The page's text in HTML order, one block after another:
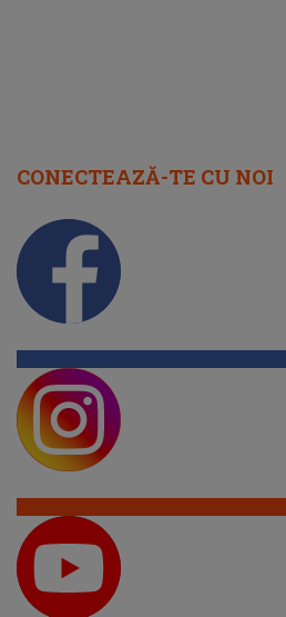
CONECTEAZĂ-TE CU NOI